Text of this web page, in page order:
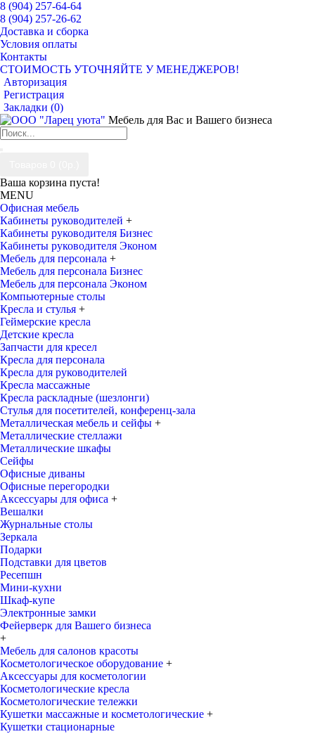
8 (904) 257-64-64
8 (904) 257-26-62
Доставка и сборка
Условия оплаты
Контакты
СТОИМОСТЬ УТОЧНЯЙТЕ У МЕНЕДЖЕРОВ!
Авторизация
Регистрация
Закладки (0)
Мебель для Вас и Вашего бизнеса
Ваша корзина пуста!
MENU
Офисная мебель
Кабинеты руководителей +
Кабинеты руководителя Бизнес
Кабинеты руководителя Эконом
Мебель для персонала +
Мебель для персонала Бизнес
Мебель для персонала Эконом
Компьютерные столы
Кресла и стулья +
Геймерские кресла
Детские кресла
Запчасти для кресел
Кресла для персонала
Кресла для руководителей
Кресла массажные
Кресла раскладные (шезлонги)
Стулья для посетителей, конференц-зала
Металлическая мебель и сейфы +
Металлические стеллажи
Металлические шкафы
Сейфы
Офисные диваны
Офисные перегородки
Аксессуары для офиса +
Вешалки
Журнальные столы
Зеркала
Подарки
Подставки для цветов
Ресепшн
Мини-кухни
Шкаф-купе
Электронные замки
Фейерверк для Вашего бизнеса
+
Мебель для салонов красоты
Косметологическое оборудование +
Аксессуары для косметологии
Косметологические кресла
Косметологические тележки
Кушетки массажные и косметологические +
Кушетки стационарные